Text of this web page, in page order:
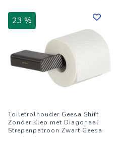
23 %
Toiletrolhouder Geesa Shift
Zonder Klep met Diagonaal
Strepenpatroon Zwart Geesa